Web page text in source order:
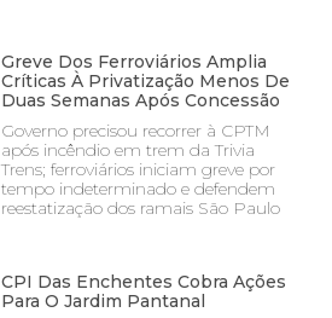
Greve Dos Ferroviários Amplia
Críticas À Privatização Menos De
Duas Semanas Após Concessão
Governo precisou recorrer à CPTM
após incêndio em trem da Trivia
Trens; ferroviários iniciam greve por
tempo indeterminado e defendem
reestatização dos ramais São Paulo
CPI Das Enchentes Cobra Ações
Para O Jardim Pantanal